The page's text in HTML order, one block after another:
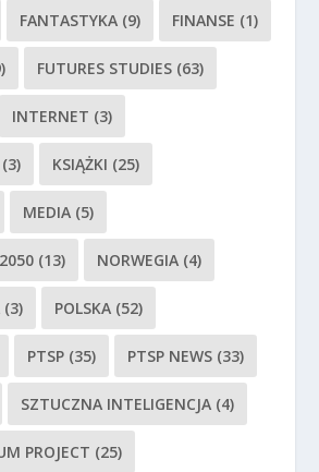
FANTASTYKA (9) FINANSE (1)
FUTURES STUDIES (63)
INTERNET (3)
(3) KSIĄŻKI (25)
MEDIA (5)
(13) NORWEGIA (4)
(3) POLSKA (52)
PTSP (35) PTSP NEWS (33)
SZTUCZNA INTELIGENCJA (4)
PROJECT (25)